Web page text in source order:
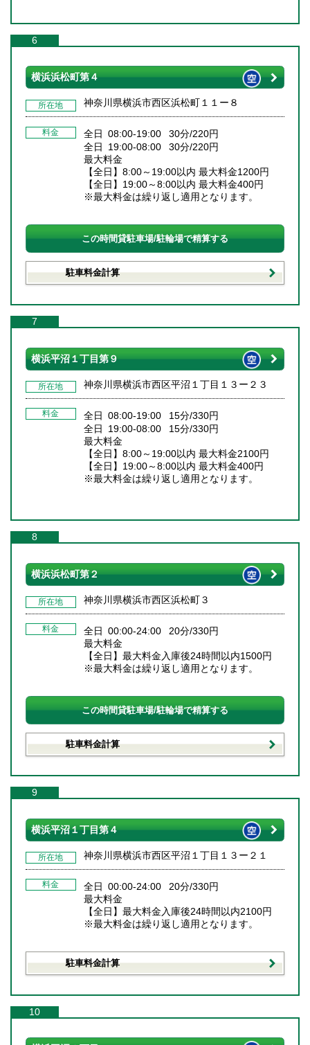
6
横浜浜松町第４
所在地 神奈川県横浜市西区浜松町１１ー８
料金
全日 08:00-19:00 30分/220円
全日 19:00-08:00 30分/220円
最大料金
【全日】8:00～19:00以内 最大料金1200円
【全日】19:00～8:00以内 最大料金400円
※最大料金は繰り返し適用となります。
この時間貸駐車場/駐輪場で精算する
駐車料金計算
7
横浜平沼１丁目第９
所在地 神奈川県横浜市西区平沼１丁目１３ー２３
料金
全日 08:00-19:00 15分/330円
全日 19:00-08:00 15分/330円
最大料金
【全日】8:00～19:00以内 最大料金2100円
【全日】19:00～8:00以内 最大料金400円
※最大料金は繰り返し適用となります。
8
横浜浜松町第２
所在地 神奈川県横浜市西区浜松町３
料金
全日 00:00-24:00 20分/330円
最大料金
【全日】最大料金入庫後24時間以内1500円
※最大料金は繰り返し適用となります。
この時間貸駐車場/駐輪場で精算する
駐車料金計算
9
横浜平沼１丁目第４
所在地 神奈川県横浜市西区平沼１丁目１３ー２１
料金
全日 00:00-24:00 20分/330円
最大料金
【全日】最大料金入庫後24時間以内2100円
※最大料金は繰り返し適用となります。
駐車料金計算
10